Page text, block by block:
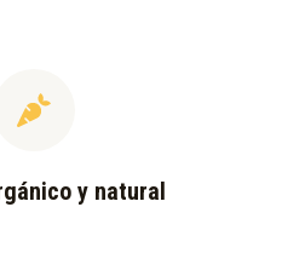
y natural